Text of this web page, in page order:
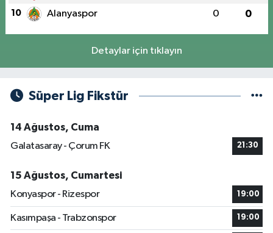
10 Alanyaspor 0 0
Detaylar için tıklayın
Süper Lig Fikstür
14 Ağustos, Cuma
Galatasaray - Çorum FK
21:30
15 Ağustos, Cumartesi
Konyaspor - Rizespor
19:00
Kasımpaşa - Trabzonspor 19:00